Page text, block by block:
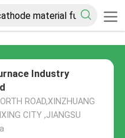
Industry
ROAD,XINZHUANG
CITY ,JIANGSU